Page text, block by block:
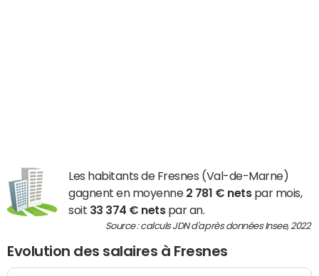
Les habitants de Fresnes (Val-de-Marne)
gagnent en moyenne 2 781 € netspar mois,
soit 33 374 € netspar an.
Source : calculs JDN d'après données Insee, 2022
Evolution des salaires à Fresnes